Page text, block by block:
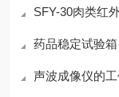
SFY-30肉类红
药品稳定试验箱
声波成像仪的